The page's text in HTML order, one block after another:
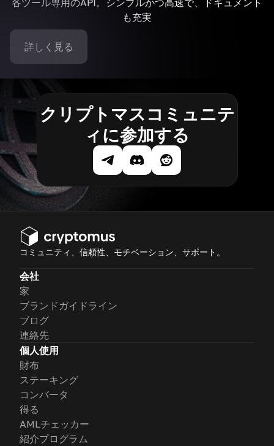
各ツール専用のAPI。シンプルかつ高速で、ドキュメント
も充実
詳しく見る
クリプトマスコミュニテ
ィに参加する
コミュニティ、信頼性、モチベーション、サポート。
会社
家
ブランドガイドライン
ブログ
連絡先
個人使用
財布
ステーキング
コンバータ
得る
AMLチェッカー
紹介プログラム